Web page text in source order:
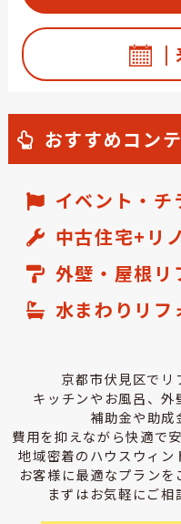
|
おすすめコン
イベント・チ
中古住宅+リ
外壁・屋根リ
水まわりリフ
京都市伏見区でリ
キッチンやお風呂、
補助金や助成
費用を抑えながら快適で
地域密着のハウスウィン
お客様に最適なプランを
まずはお気軽にご相